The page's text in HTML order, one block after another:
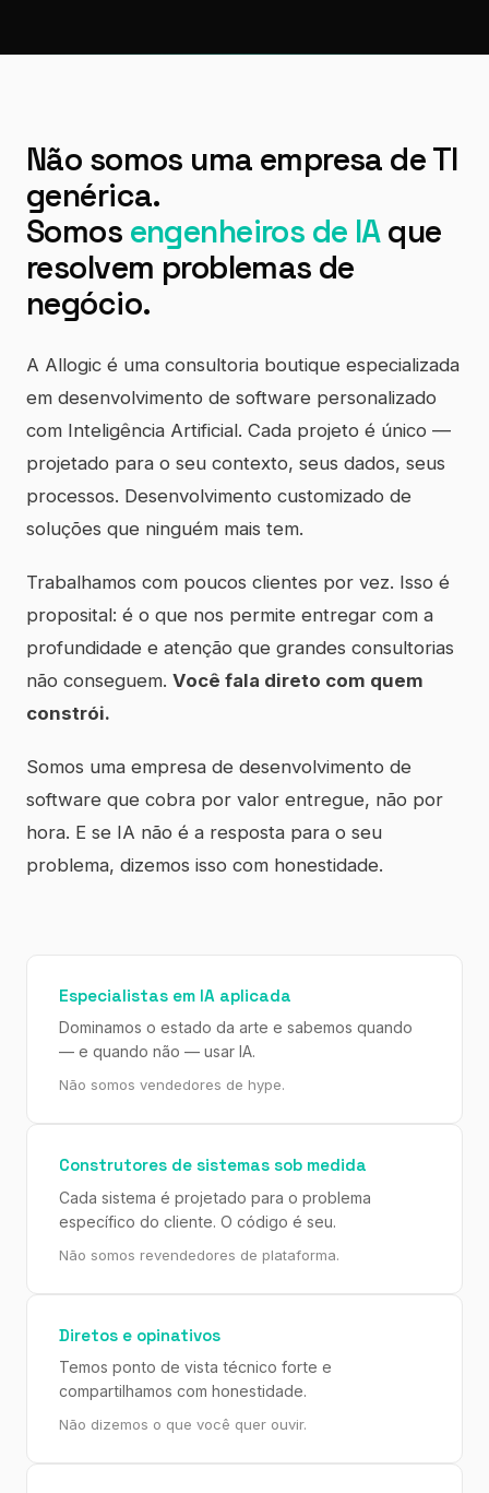
Não somos uma empresa de TI
genérica.
Somos engenheiros de IAque
resolvem problemas de
negócio.
A Allogic é uma consultoria boutique especializada
em desenvolvimento de software personalizado
com Inteligência Artificial. Cada projeto é único —
projetado para o seu contexto, seus dados, seus
processos. Desenvolvimento customizado de
soluções que ninguém mais tem.
Trabalhamos com poucos clientes por vez. Isso é
proposital: é o que nos permite entregar com a
profundidade e atenção que grandes consultorias
não conseguem. Você fala direto com quem
constrói.
Somos uma empresa de desenvolvimento de
software que cobra por valor entregue, não por
hora. E se IA não é a resposta para o seu
problema, dizemos isso com honestidade.
Especialistas em IA aplicada
Dominamos o estado da arte e sabemos quando
— e quando não — usar IA.
Não somos vendedores de hype.
Construtores de sistemas sob medida
Cada sistema é projetado para o problema
específico do cliente. O código é seu.
Não somos revendedores de plataforma.
Diretos e opinativos
Temos ponto de vista técnico forte e
compartilhamos com honestidade.
Não dizemos o que você quer ouvir.